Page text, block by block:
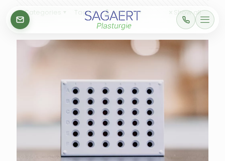
Categories Tags Authors Show all